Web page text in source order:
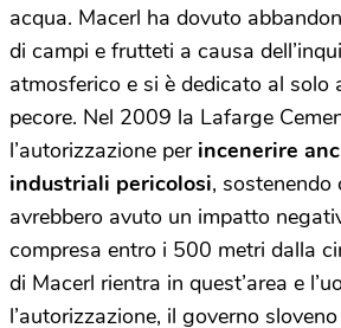
acqua. Macerl ha dovuto
di campi e frutteti a causa
atmosferico e si è dedicato al solo
pecore. Nel 2009 la Lafarge
l’autorizzazione per incenerire
industriali pericolosi, sostenendo
avrebbero avuto un impatto
compresa entro i 500 metri dalla
di Macerl rientra in quest’area e
l’autorizzazione, il governo